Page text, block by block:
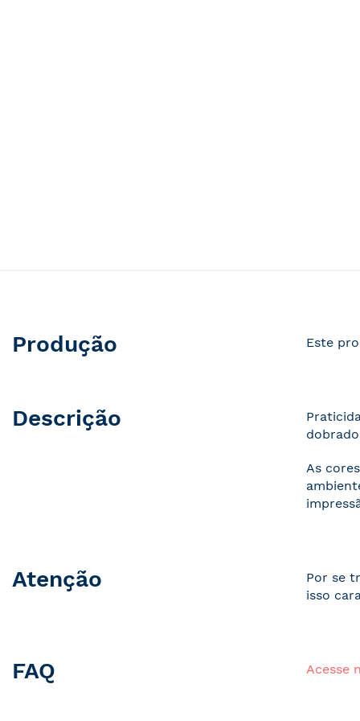
Produção Este
Descrição
As
Atenção
Por se
isso
FAQ Acesse